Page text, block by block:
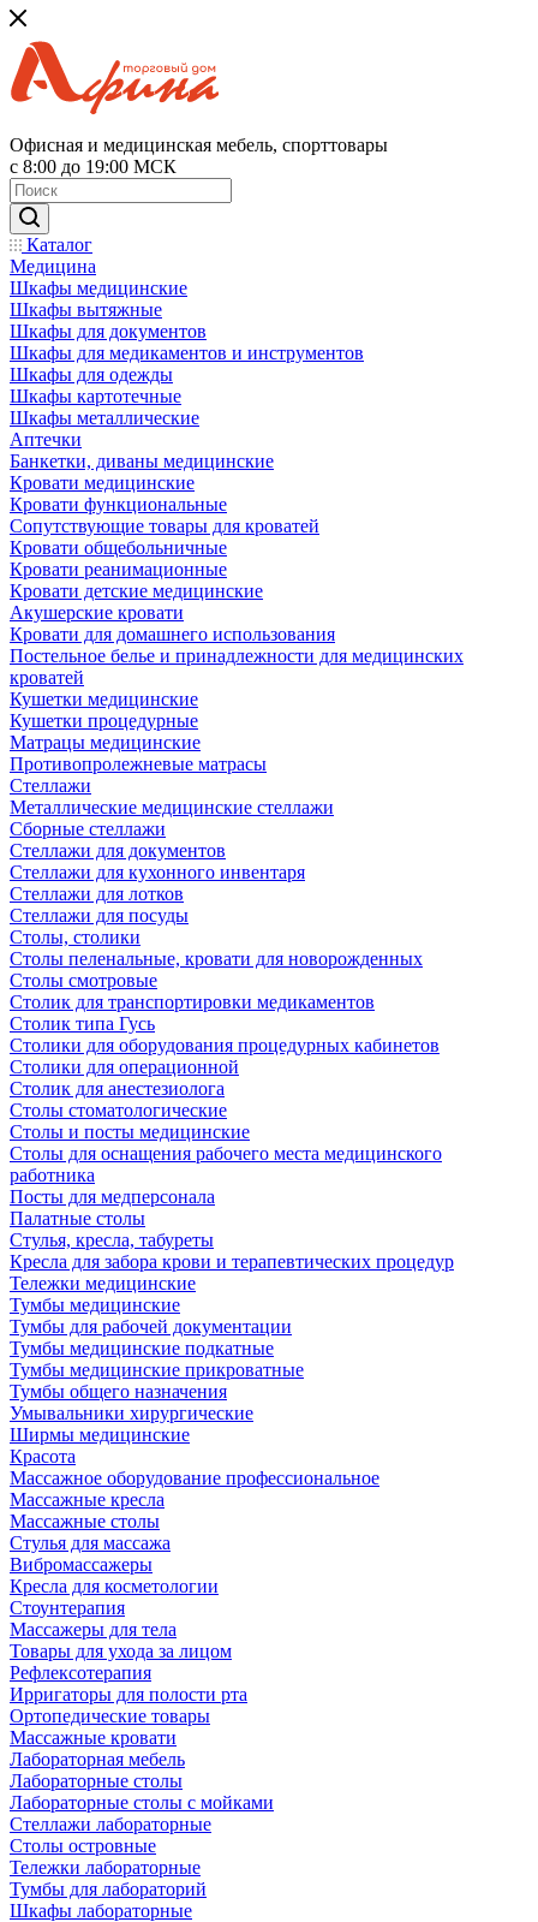
Офисная и медицинская мебель, спорттовары
с 8:00 до 19:00 МСК
Каталог
Медицина
Шкафы медицинские
Шкафы вытяжные
Шкафы для документов
Шкафы для медикаментов и инструментов
Шкафы для одежды
Шкафы картотечные
Шкафы металлические
Аптечки
Банкетки, диваны медицинские
Кровати медицинские
Кровати функциональные
Сопутствующие товары для кроватей
Кровати общебольничные
Кровати реанимационные
Кровати детские медицинские
Акушерские кровати
Кровати для домашнего использования
Постельное белье и принадлежности для медицинских
кроватей
Кушетки медицинские
Кушетки процедурные
Матрацы медицинские
Противопролежневые матрасы
Стеллажи
Металлические медицинские стеллажи
Сборные стеллажи
Стеллажи для документов
Стеллажи для кухонного инвентаря
Стеллажи для лотков
Стеллажи для посуды
Столы, столики
Столы пеленальные, кровати для новорожденных
Столы смотровые
Столик для транспортировки медикаментов
Столик типа Гусь
Столики для оборудования процедурных кабинетов
Столики для операционной
Столик для анестезиолога
Столы стоматологические
Столы и посты медицинские
Столы для оснащения рабочего места медицинского
работника
Посты для медперсонала
Палатные столы
Стулья, кресла, табуреты
Кресла для забора крови и терапевтических процедур
Тележки медицинские
Тумбы медицинские
Тумбы для рабочей документации
Тумбы медицинские подкатные
Тумбы медицинские прикроватные
Тумбы общего назначения
Умывальники хирургические
Ширмы медицинские
Красота
Массажное оборудование профессиональное
Массажные кресла
Массажные столы
Стулья для массажа
Вибромассажеры
Кресла для косметологии
Стоунтерапия
Массажеры для тела
Товары для ухода за лицом
Рефлексотерапия
Ирригаторы для полости рта
Ортопедические товары
Массажные кровати
Лабораторная мебель
Лабораторные столы
Лабораторные столы с мойками
Стеллажи лабораторные
Столы островные
Тележки лабораторные
Тумбы для лабораторий
Шкафы лабораторные